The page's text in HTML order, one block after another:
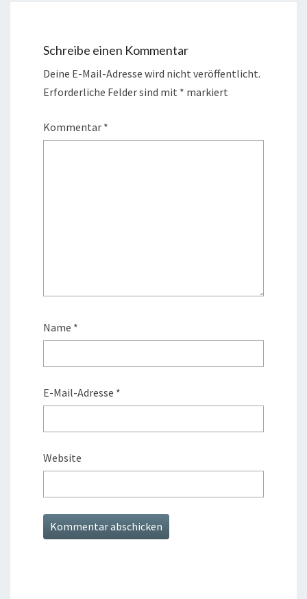
Schreibe einen Kommentar
Deine E-Mail-Adresse wird nicht veröffentlicht.
Erforderliche Felder sind mit * markiert
Kommentar *
Name *
E-Mail-Adresse *
Website